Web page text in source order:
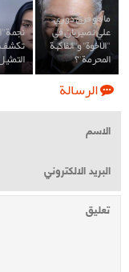
ما هو فرق دوري
علي نصيريان في
"الاخوة" و"الفاكهة
المحرمة"؟
نجمة
تكشف
الرسالة